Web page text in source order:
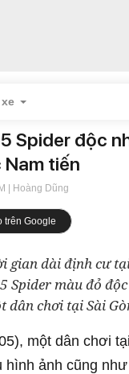
Spider độc
tiến
| Hoàng Dũng
trên Google
gian dài định cư
Spider màu đỏ
dân chơi tại Sài
một dân chơi
hình ảnh cũng